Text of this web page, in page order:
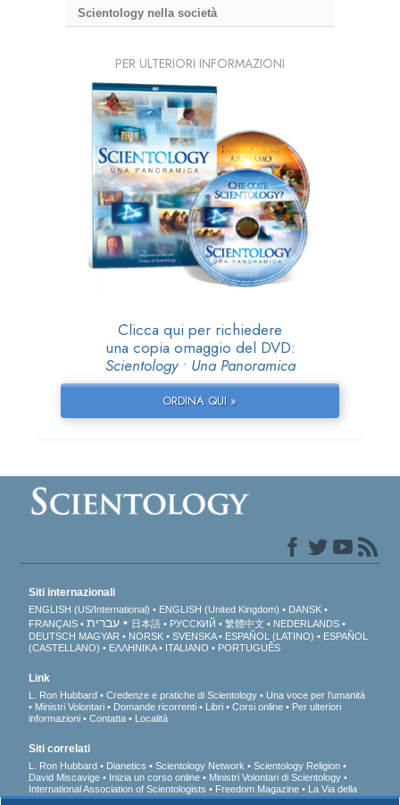
Scientology nella società
PER ULTERIORI INFORMAZIONI
Clicca qui per richiedere
una copia omaggio del DVD:
Scientology • Una Panoramica
ORDINA QUI »
Siti internazionali
ENGLISH (US/International) ENGLISH (United Kingdom)
DANSK
FRANÇAIS
עברית 日本語 РУССКИЙ 繁體中文
NEDERLANDS
DEUTSCH MAGYAR NORSK SVENSKA ESPAÑOL (LATINO)
ESPAÑOL
(CASTELLANO)
ΕΛΛΗΝΙΚA ITALIANO PORTUGUÊS
Link
L. Ron Hubbard Credenze e pratiche di Scientology
Una voce per l’umanità
Ministri Volontari
Domande ricorrenti Libri Corsi online
Per ulteriori
informazioni
Contatta Località
Siti correlati
L. Ron Hubbard Dianetics Scientology Network
Scientology Religion
David Miscavige
Inizia un corso online
Ministri Volontari di Scientology
International Association of Scientologists
Freedom Magazine
La Via della
Felicità
A sostegno di un mondo libero dalla droga Uniti per i Diritti Umani